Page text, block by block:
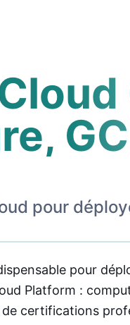
pour
pour
Platform :
certifications